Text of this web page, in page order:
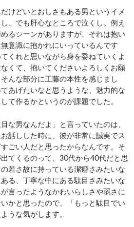
けどいとおしさもある男というイメ
、でも肝心なところで泣くし。例え
るシーンがありますが、それは抱い
意識に抱かれにいっているんです
くれと思いながら身を委ねていくよ
くて、抱いてくださいよろしくお願
んな部分に工藤の本性を感じまし
あげたいなと思うような、魅力的な
て作るかというのが課題でした。
な男なんだよ」と言っていたのは、
話しした時に、彼が非常に誠実でス
ごい人だと思ったからなんです。そ
てくるのって、30代から40代だと思
若さ故に持っている潔癖さみたいな
る、丁寧な中にある駄目さみたいな
言ったようなかわいらしさや弱さに
かと思ったので、「もっと駄目でい
うな気がします。